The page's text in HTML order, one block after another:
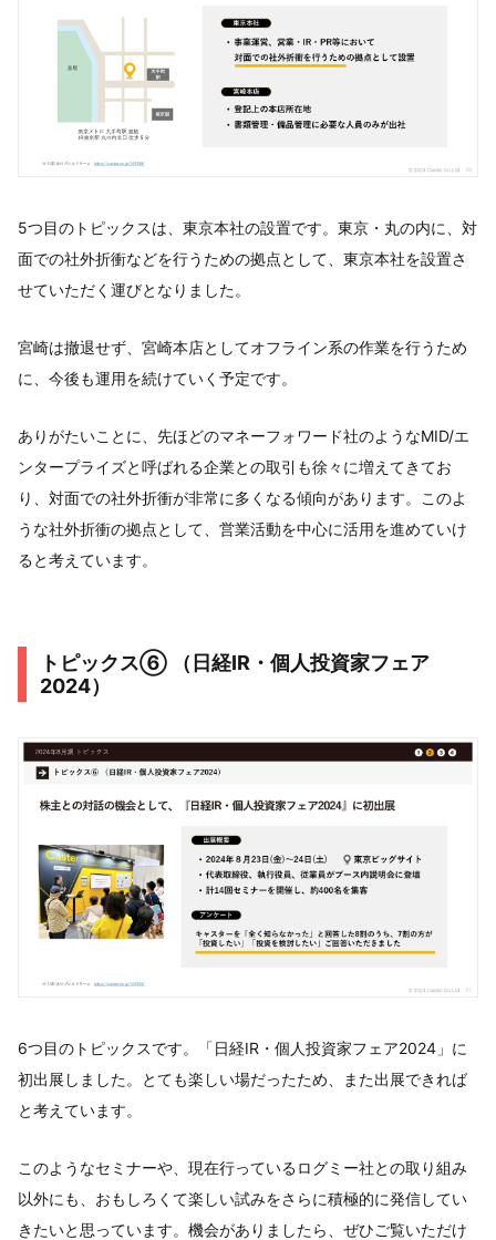
5つ目のトピックスは、東京本社の設置です。東京・丸の内に、対
面での社外折衝などを行うための拠点として、東京本社を設置さ
せていただく運びとなりました。
宮崎は撤退せず、宮崎本店としてオフライン系の作業を行うため
に、今後も運用を続けていく予定です。
ありがたいことに、先ほどのマネーフォワード社のようなMID/エ
ンタープライズと呼ばれる企業との取引も徐々に増えてきてお
り、対面での社外折衝が非常に多くなる傾向があります。このよ
うな社外折衝の拠点として、営業活動を中心に活用を進めていけ
ると考えています。
トピックス⑥ （日経IR・個人投資家フェア
2024）
6つ目のトピックスです。「日経IR・個人投資家フェア2024」に
初出展しました。とても楽しい場だったため、また出展できれば
と考えています。
このようなセミナーや、現在行っているログミー社との取り組み
以外にも、おもしろくて楽しい試みをさらに積極的に発信してい
きたいと思っています。機会がありましたら、ぜひご覧いただけ